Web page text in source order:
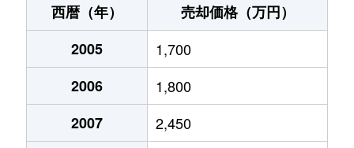
猪高町大字猪子石
940万円
茶屋ケ坂
猪高町大字猪子石
570万円
猪高町大字猪子石
650万円
茶屋ケ坂
今池
1,200万円
今池(愛知)
西暦（年）
売却価格（万円）
2005
1,700
2006
1,800
2007
2,450